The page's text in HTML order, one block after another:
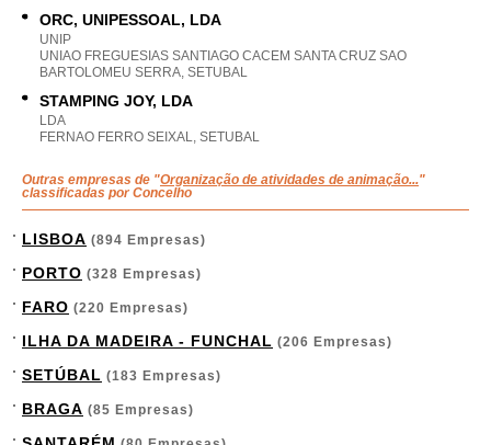
ORC, UNIPESSOAL, LDA
UNIP
UNIAO FREGUESIAS SANTIAGO CACEM SANTA CRUZ SAO
BARTOLOMEU SERRA, SETUBAL
STAMPING JOY, LDA
LDA
FERNAO FERRO SEIXAL, SETUBAL
Outras empresas de "Organização de atividades de animação..."
classificadas por Concelho
LISBOA (894 Empresas)
PORTO (328 Empresas)
FARO (220 Empresas)
ILHA DA MADEIRA - FUNCHAL (206 Empresas)
SETÚBAL (183 Empresas)
BRAGA (85 Empresas)